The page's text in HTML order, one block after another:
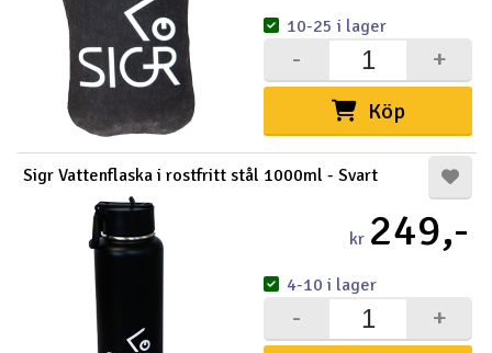
Köp
+
-
10-25 i lager
Sigr Vattenflaska i rostfritt stål 1000ml - Svart
kr 249,-
+
-
4-10 i lager